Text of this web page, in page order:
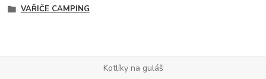
VAŘIČE CAMPING
Kotlíky na guláš